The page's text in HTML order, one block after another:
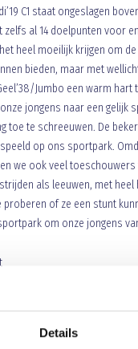
Details
C1 staat ongeslagen
al 14 doelpunten voor
heel moeilijk krijgen om
bieden, maar met
Jumbo een warm hart
jongens naar een gelijk
toe te schreeuwen. De
op ons sportpark.
we ook veel toeschouwers
als leeuwen, met heel
of ze een stunt
om onze jongens